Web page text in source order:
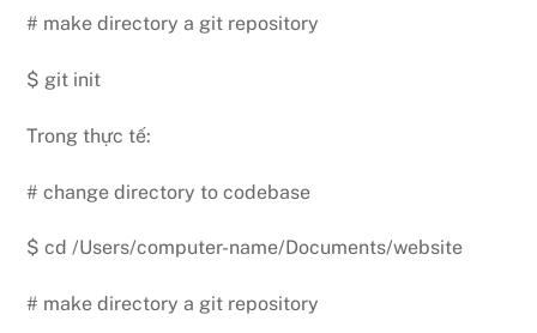
# make directory a git repository
$ git init
Trong thực tế:
# change directory to codebase
$ cd /Users/computer-name/Documents/website
# make directory a git repository